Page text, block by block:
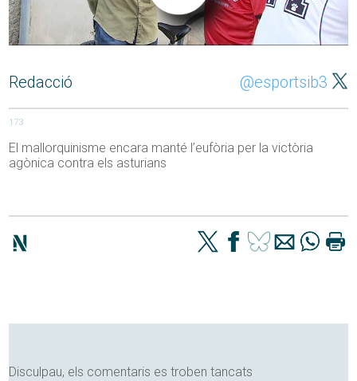
Redacció @esportsib3
173
El mallorquinisme encara manté l’eufòria per la victòria
agònica contra els asturians
Disculpau, els comentaris es troben tancats